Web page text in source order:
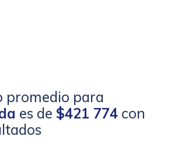
promedio para
es de $421 774 con